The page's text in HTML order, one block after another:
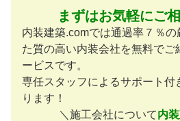
まずはお気軽にご
内装建築.comでは通過率７％
た質の高い内装会社を無料でご
ービスです。
専任スタッフによるサポート付
ります！
＼施工会社について内